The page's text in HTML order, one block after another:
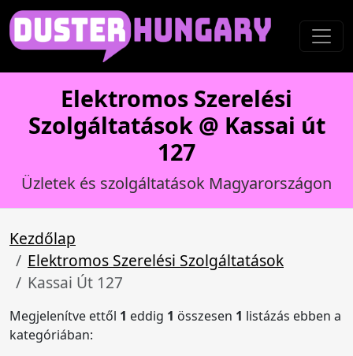
Elektromos Szerelési
Szolgáltatások @ Kassai út
127
Üzletek és szolgáltatások Magyarországon
Kezdőlap
Elektromos Szerelési Szolgáltatások
Kassai Út 127
Megjelenítve ettől 1 eddig 1 összesen 1 listázás ebben a
kategóriában: